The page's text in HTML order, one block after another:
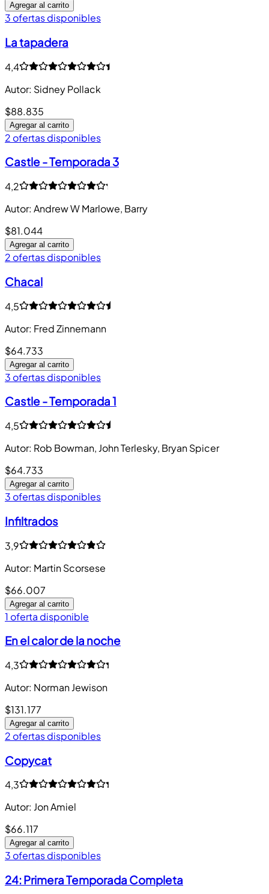
Agregar al carrito
3 ofertas disponibles
La tapadera
4,4
Autor: Sidney Pollack
$88.835
Agregar al carrito
2 ofertas disponibles
Castle - Temporada 3
4,2
Autor: Andrew W Marlowe, Barry
$81.044
Agregar al carrito
2 ofertas disponibles
Chacal
4,5
Autor: Fred Zinnemann
$64.733
Agregar al carrito
3 ofertas disponibles
Castle - Temporada 1
4,5
Autor: Rob Bowman, John Terlesky, Bryan Spicer
$64.733
Agregar al carrito
3 ofertas disponibles
Infiltrados
3,9
Autor: Martin Scorsese
$66.007
Agregar al carrito
1 oferta disponible
En el calor de la noche
4,3
Autor: Norman Jewison
$131.177
Agregar al carrito
2 ofertas disponibles
Copycat
4,3
Autor: Jon Amiel
$66.117
Agregar al carrito
3 ofertas disponibles
24: Primera Temporada Completa